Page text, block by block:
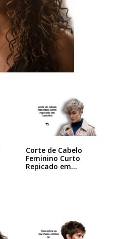
Corte de Cabelo
Feminino Curto
Repicado em